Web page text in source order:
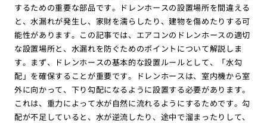
するための重要な部品です。ドレンホースの設置場所を間違える
と、水漏れが発生し、家財を濡らしたり、建物を傷めたりする可
能性があります。この記事では、エアコンのドレンホースの適切
な設置場所と、水漏れを防ぐためのポイントについて解説しま
す。まず、ドレンホースの基本的な設置ルールとして、「水勾
配」を確保することが重要です。ドレンホースは、室内機から室
外に向かって、下り勾配になるように設置する必要があります。
これは、重力によって水が自然に流れるようにするためです。勾
配が不足していると、水が逆流したり、途中で溜まったりして、